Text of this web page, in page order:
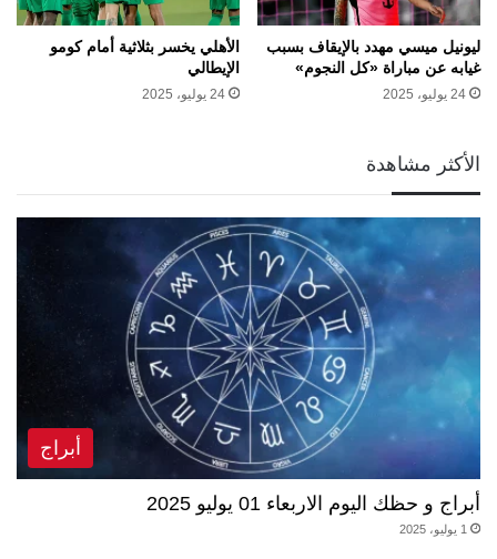
ليونيل ميسي مهدد بالإيقاف بسبب
غيابه عن مباراة «كل النجوم»
24 يوليو، 2025
الأهلي يخسر بثلاثية أمام كومو
الإيطالي
24 يوليو، 2025
الأكثر مشاهدة
أبراج
أبراج و حظك اليوم الاربعاء 01 يوليو 2025
1 يوليو، 2025